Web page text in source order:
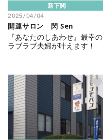
新下関
2025/04/04
開運サロン 閃 Sen
『あなたのしあわせ』最幸の
ラブラブ夫婦が叶えます！